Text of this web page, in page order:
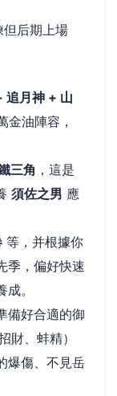
但后期上場
追月神 + 山
金油陣容，
三角 ，這是
須佐之男 應
等，并根據你
季，偏好快速
。
備好合適的御
財、蚌精）
爆傷、不見岳